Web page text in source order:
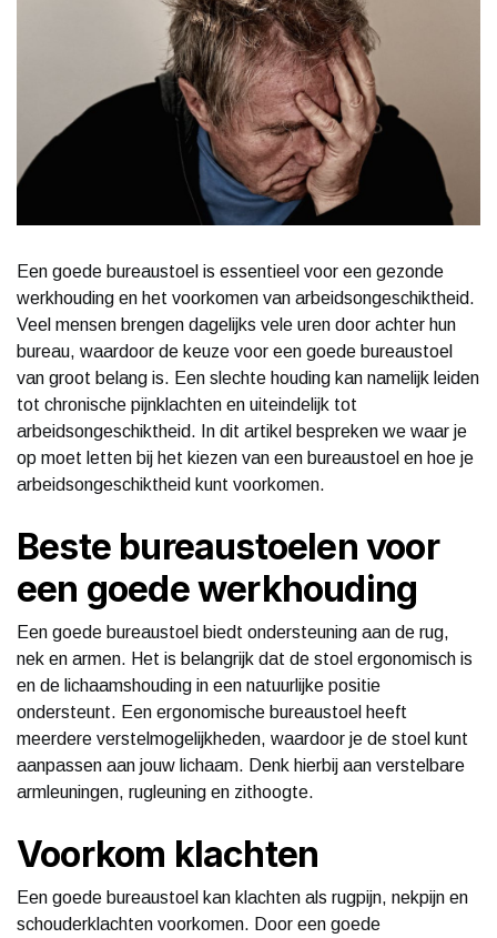
Een goede bureaustoel is essentieel voor een gezonde
werkhouding en het voorkomen van arbeidsongeschiktheid.
Veel mensen brengen dagelijks vele uren door achter hun
bureau, waardoor de keuze voor een goede bureaustoel
van groot belang is. Een slechte houding kan namelijk leiden
tot chronische pijnklachten en uiteindelijk tot
arbeidsongeschiktheid. In dit artikel bespreken we waar je
op moet letten bij het kiezen van een bureaustoel en hoe je
arbeidsongeschiktheid kunt voorkomen.
Beste bureaustoelen voor
een goede werkhouding
Een goede bureaustoel biedt ondersteuning aan de rug,
nek en armen. Het is belangrijk dat de stoel ergonomisch is
en de lichaamshouding in een natuurlijke positie
ondersteunt. Een ergonomische bureaustoel heeft
meerdere verstelmogelijkheden, waardoor je de stoel kunt
aanpassen aan jouw lichaam. Denk hierbij aan verstelbare
armleuningen, rugleuning en zithoogte.
Voorkom klachten
Een goede bureaustoel kan klachten als rugpijn, nekpijn en
schouderklachten voorkomen. Door een goede